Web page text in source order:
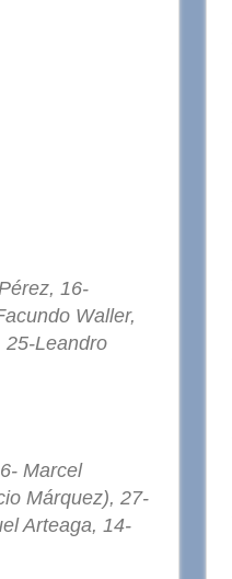
16-
Waller,
25-Leandro
Marcel
Márquez), 27-
Arteaga, 14-